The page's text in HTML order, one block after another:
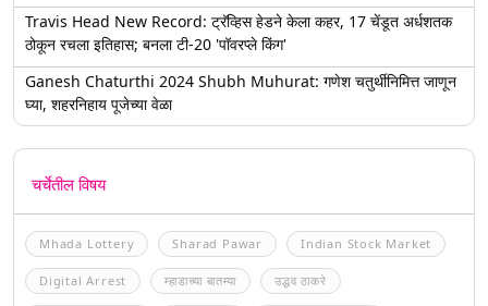
Travis Head New Record: ट्रॅव्हिस हेडने केला कहर, 17 चेंडूत अर्धशतक
ठोकून रचला इतिहास; बनला टी-20 'पॉवरप्ले किंग'
Ganesh Chaturthi 2024 Shubh Muhurat: गणेश चतुर्थीनिमित्त जाणून
घ्या, शहरनिहाय पूजेच्या वेळा
चर्चेतील विषय
Mhada Lottery Sharad Pawar Indian Stock Market
Digital Arrest म्हाडाच्या बातम्या उद्धव ठाकरे